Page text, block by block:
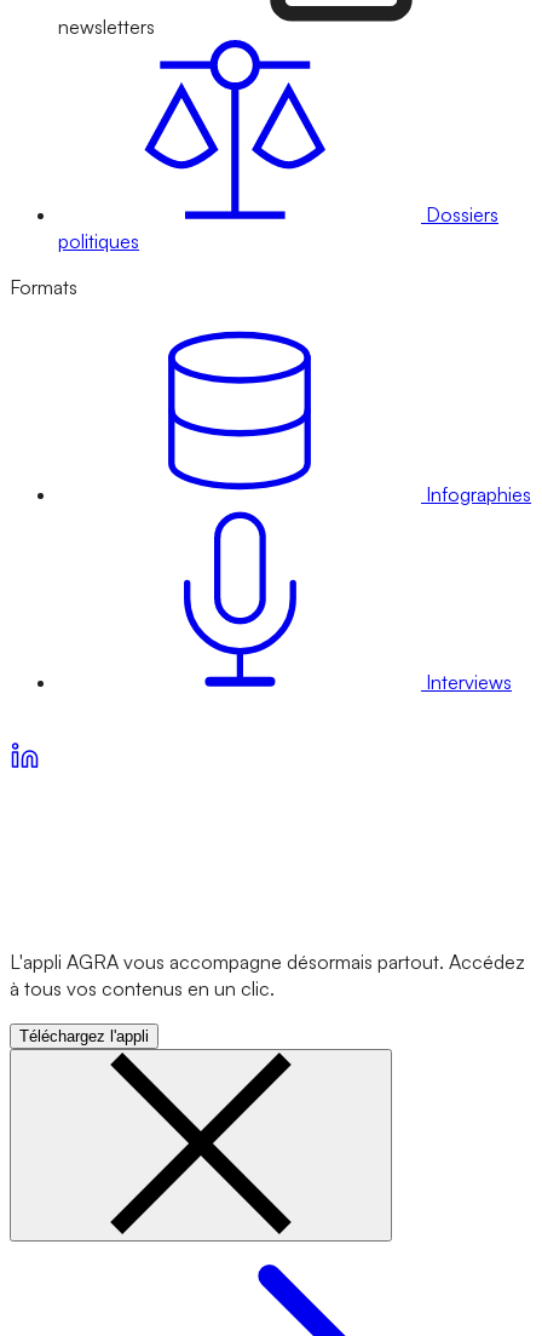
newsletters
Dossiers
politiques
Formats
Infographies
Interviews
L'appli AGRA vous accompagne désormais partout. Accédez
à tous vos contenus en un clic.
Téléchargez l'appli